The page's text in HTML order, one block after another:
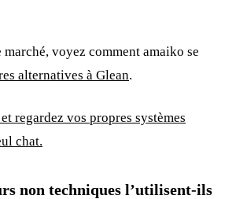
voyez comment amaiko se
alternatives à Glean.
regardez vos propres systèmes
chat.
non techniques l’utilisent-ils